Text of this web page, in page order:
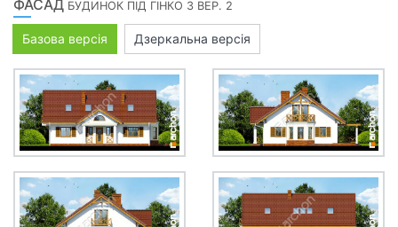
ФАСАД БУДИНОК ПІД ГІНКО 3 ВЕР. 2
Базова версія Дзеркальна версія